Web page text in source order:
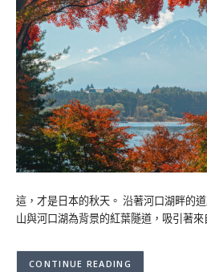
這，才是日本的秋天。 沿著河口湖畔的
山與河口湖為背景的紅葉隧道，吸引著
CONTINUE READING